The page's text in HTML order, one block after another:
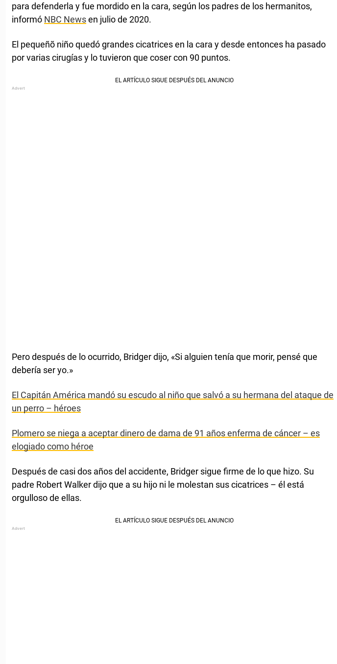
para defenderla y fue mordido en la cara, según los padres de los hermanitos,
informó NBC Newsen julio de 2020.
El pequeñõ niño quedó grandes cicatrices en la cara y desde entonces ha pasado
por varias cirugías y lo tuvieron que coser con 90 puntos.
Pero después de lo ocurrido, Bridger dijo, «Si alguien tenía que morir, pensé que
debería ser yo.»
El Capitán América mandó su escudo al niño que salvó a su hermana del ataque de
un perro – héroes
Plomero se niega a aceptar dinero de dama de 91 años enferma de cáncer – es
elogiado como héroe
Después de casi dos años del accidente, Bridger sigue firme de lo que hizo. Su
padre Robert Walker dijo que a su hijo ni le molestan sus cicatrices – él está
orgulloso de ellas.